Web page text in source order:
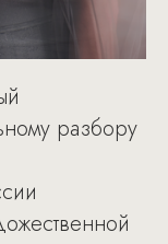
разбору